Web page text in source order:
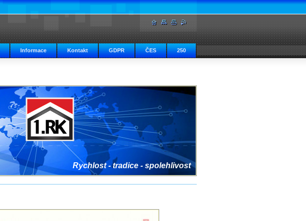
Informace Kontakt GDPR ČES 250
Rychlost - tradice - spolehlivost